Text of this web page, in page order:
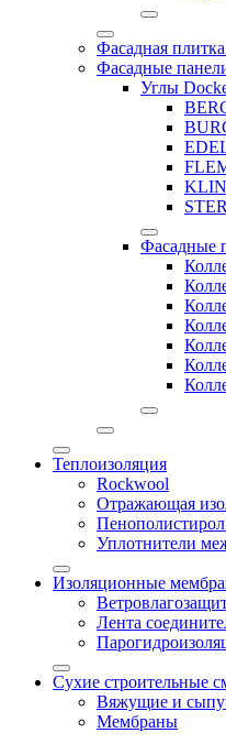
Фасадная
Фасадные
Углы
Фасадные
Теплоизоляция
Rockwool
Отражающая
Уплотнители
Изоляционные
Лента
Сухие строительные
Вяжущие и
Мембраны